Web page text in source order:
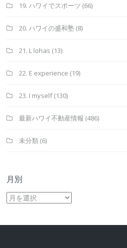
19. ハワイでスポーツ (66)
20. ハワイの盛和塾 (8)
21. L lohas (13)
22. E experience (19)
23. I myself(130)
最新ハワイ不動産情報 (486)
未分類 (6)
月別
月
別